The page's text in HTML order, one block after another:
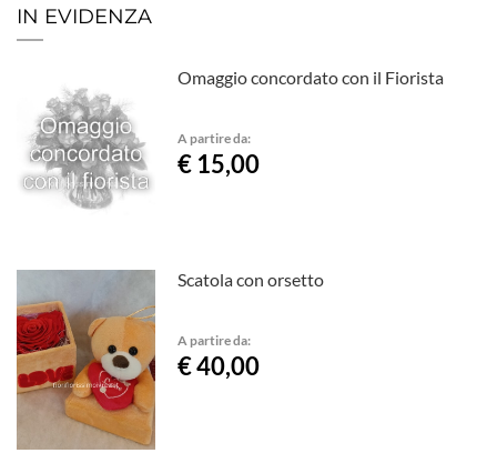
IN EVIDENZA
Omaggio concordato con il Fiorista
A partire da:
€ 15,00
Scatola con orsetto
A partire da:
€ 40,00